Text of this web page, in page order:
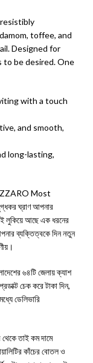
toffee, and
Designed for
to be desired. One
with a touch
and smooth,
long-lasting,
AZZARO Most
ঘ্রাণ আপনার
লুকিয়ে আছে এক ধরনের
ব্যক্তিত্বকে দিন নতুন
৬৪টি জেলায় ক্যাশ
চেক করে টাকা দিন,
ডেলিভারি
তাই কম দামে
কাঁচের বোতল ও